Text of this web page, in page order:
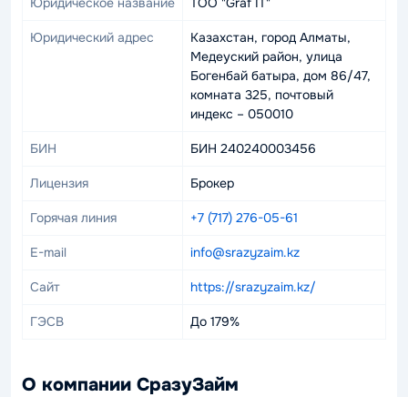
Юридический адрес
Казахстан, город Алматы,
Медеуский район, улица
Богенбай батыра, дом 86/47,
комната 325, почтовый
индекс – 050010
БИН БИН 240240003456
Лицензия Брокер
Горячая линия +7 (717) 276-05-61
E-mail info@srazyzaim.kz
Сайт https://srazyzaim.kz/
ГЭСВ До 179%
О компании СразуЗайм